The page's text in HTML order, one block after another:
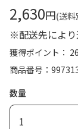
2,630円(送
※配送先により
獲得ポイント：
商品番号
数量
1